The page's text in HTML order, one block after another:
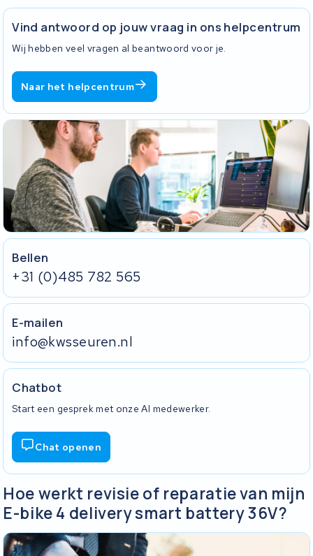
Vind antwoord op jouw vraag in ons helpcentrum
Wij hebben veel vragen al beantwoord voor je.
Naar het helpcentrum
Bellen
+31 (0)485 782 565
E-mailen
info@kwsseuren.nl
Chatbot
Start een gesprek met onze AI medewerker.
Chat openen
Hoe werkt revisie of reparatie van mijn
E-bike 4 delivery smart battery 36V?